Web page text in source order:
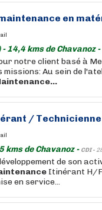
en
14,4 kms de Chavanoz -
notre client basé à
missions: Au sein de
/ Technicienne
kms de Chavanoz - CDI -
de son
Itinérant H/
en service...